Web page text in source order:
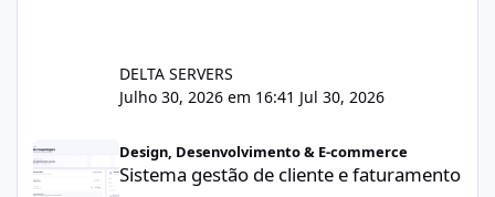
DELTA SERVERS
Julho 30, 2026 em 16:41 Jul 30, 2026
Design, Desenvolvimento & E-commerce
Sistema gestão de cliente e faturamento